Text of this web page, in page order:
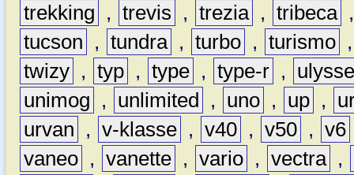
trekking
, trevis , trezia , tribeca
tucson
, tundra , turbo , turismo
twizy , typ , type , type-r ,
unimog
, unlimited , uno , up ,
urvan
, v-klasse , v40 , v50 , v6
vaneo , vanette , vario , vectra ,